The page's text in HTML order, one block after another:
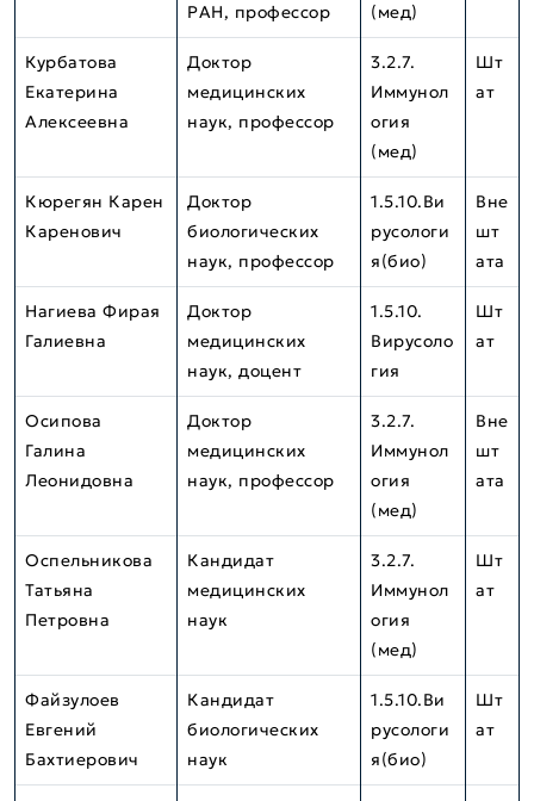
РАН, профессор
(мед)
Курбатова
Екатерина
Алексеевна
Доктор
медицинских
наук, профессор
3.2.7.
Иммунол
огия
(мед)
Шт
ат
Кюрегян Карен
Каренович
Доктор
биологических
наук, профессор
1.5.10.Ви
русологи
я(био)
Вне
шт
ата
Нагиева Фирая
Галиевна
Доктор
медицинских
наук, доцент
1.5.10.
Вирусоло
гия
Шт
ат
Осипова
Галина
Леонидовна
Доктор
медицинских
наук, профессор
3.2.7.
Иммунол
огия
(мед)
Вне
шт
ата
Оспельникова
Татьяна
Петровна
Кандидат
медицинских
наук
3.2.7.
Иммунол
огия
(мед)
Шт
ат
Файзулоев
Евгений
Бахтиерович
Кандидат
биологических
наук
1.5.10.Ви
русологи
я(био)
Шт
ат